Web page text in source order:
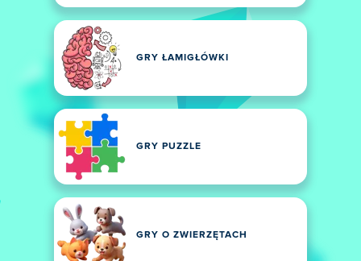
GRY ŁAMIGŁÓWKI
GRY PUZZLE
GRY O ZWIERZĘTACH